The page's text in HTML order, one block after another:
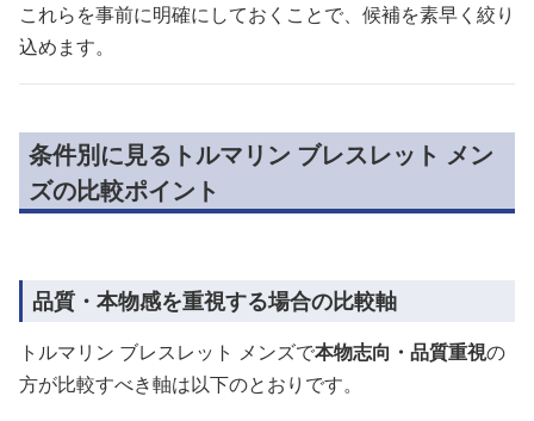
これらを事前に明確にしておくことで、候補を素早く絞り
込めます。
条件別に見るトルマリン ブレスレット メン
ズの比較ポイント
品質・本物感を重視する場合の比較軸
トルマリン ブレスレット メンズで本物志向・品質重視の
方が比較すべき軸は以下のとおりです。